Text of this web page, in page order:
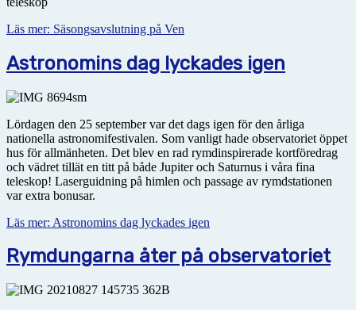
Läs mer: Säsongsavslutning på Ven
Astronomins dag lyckades igen
Lördagen den 25 september var det dags igen för den årliga
nationella astronomifestivalen. Som vanligt hade observatoriet öppet
hus för allmänheten. Det blev en rad rymdinspirerade kortföredrag
och vädret tillät en titt på både Jupiter och Saturnus i våra fina
teleskop! Laserguidning på himlen och passage av rymdstationen
var extra bonusar.
Läs mer: Astronomins dag lyckades igen
Rymdungarna åter på observatoriet